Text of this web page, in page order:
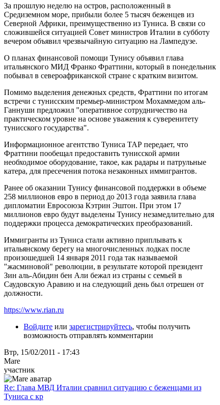
За прошлую неделю на остров, расположенный в
Средиземном море, прибыли более 5 тысяч беженцев из
Северной Африки, преимущественно из Туниса. В связи со
сложившейся ситуацией Совет министров Италии в субботу
вечером объявил чрезвычайную ситуацию на Лампедузе.
О планах финансовой помощи Тунису объявил глава
итальянского МИД Франко Фраттини, который в понедельник
побывал в североафриканской стране с кратким визитом.
Помимо выделения денежных средств, Фраттини по итогам
встречи с тунисским премьер-министром Мохаммедом аль-
Ганнуши предложил "оперативное сотрудничество на
практическом уровне на основе уважения к суверенитету
тунисского государства".
Информационное агентство Туниса ТАР передает, что
Фраттини пообещал предоставить тунисской армии
необходимое оборудование, такое, как радары и патрульные
катера, для пресечения потока незаконных иммигрантов.
Ранее об оказании Тунису финансовой поддержки в объеме
258 миллионов евро в период до 2013 года заявила глава
дипломатии Евросоюза Кэтрин Эштон. При этом 17
миллионов евро будут выделены Тунису незамедлительно для
поддержки процесса демократических преобразований.
Иммигранты из Туниса стали активно приплывать к
итальянскому берегу на многочисленных лодках после
произошедшей 14 января 2011 года так называемой
"жасминовой" революции, в результате которой президент
Зин аль-Абидин бен Али бежал из страны с семьей в
Саудовскую Аравию и на следующий день был отрешен от
должности.
https://www.rian.ru
Войдите или зарегистрируйтесь, чтобы получить
возможность отправлять комментарии
Втр, 15/02/2011 - 17:43
Mare
участник
Re: Глава МВД Италии сравнил ситуацию с беженцами из
Туниса с кр